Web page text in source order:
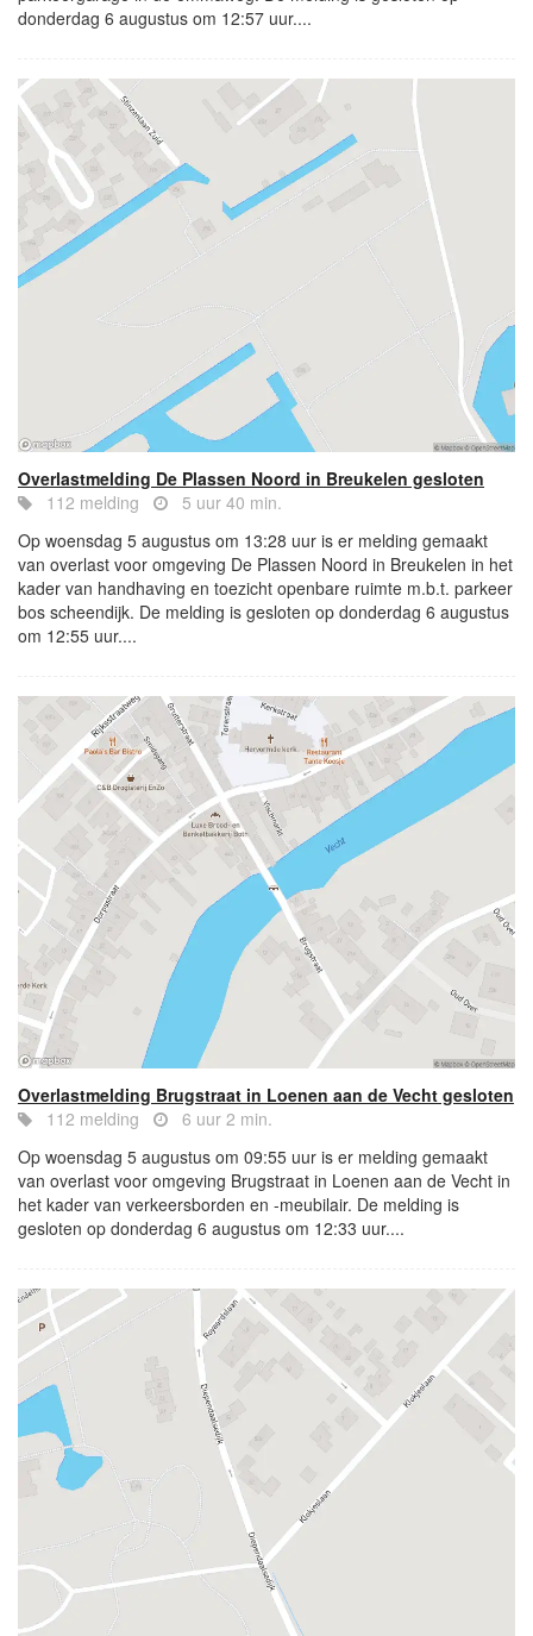
donderdag 6 augustus om 12:57 uur....
Overlastmelding De Plassen Noord in Breukelen gesloten
112 melding
5 uur 40 min.
Op woensdag 5 augustus om 13:28 uur is er melding gemaakt
van overlast voor omgeving De Plassen Noord in Breukelen in het
kader van handhaving en toezicht openbare ruimte m.b.t. parkeer
bos scheendijk. De melding is gesloten op donderdag 6 augustus
om 12:55 uur....
Overlastmelding Brugstraat in Loenen aan de Vecht gesloten
112 melding
6 uur 2 min.
Op woensdag 5 augustus om 09:55 uur is er melding gemaakt
van overlast voor omgeving Brugstraat in Loenen aan de Vecht in
het kader van verkeersborden en -meubilair. De melding is
gesloten op donderdag 6 augustus om 12:33 uur....